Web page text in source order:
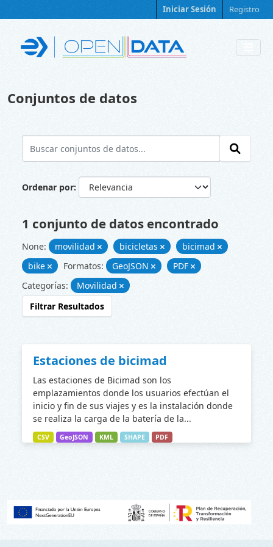
Iniciar Sesión Registro
Conjuntos de datos
Ordenar por
1 conjunto de datos encontrado
None: movilidad bicicletas
bicimad
bike
Formatos: GeoJSON
PDF
Categorías:
Movilidad
Filtrar Resultados
Estaciones de bicimad
Las estaciones de Bicimad son los
emplazamientos donde los usuarios efectúan el
inicio y fin de sus viajes y es la instalación donde
se realiza la carga de la batería de la...
CSV GeoJSON KML SHAPE PDF